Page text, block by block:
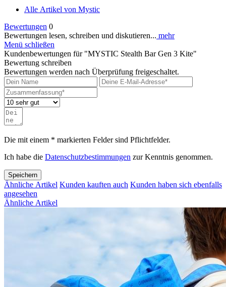
Alle Artikel von Mystic
Bewertungen 0
Bewertungen lesen, schreiben und diskutieren... mehr
Menü schließen
Kundenbewertungen für "MYSTIC Stealth Bar Gen 3 Kite"
Bewertung schreiben
Bewertungen werden nach Überprüfung freigeschaltet.
Die mit einem * markierten Felder sind Pflichtfelder.
Ich habe die Datenschutzbestimmungen zur Kenntnis genommen.
Speichern
Ähnliche Artikel Kunden kauften auch Kunden haben sich ebenfalls
angesehen
Ähnliche Artikel